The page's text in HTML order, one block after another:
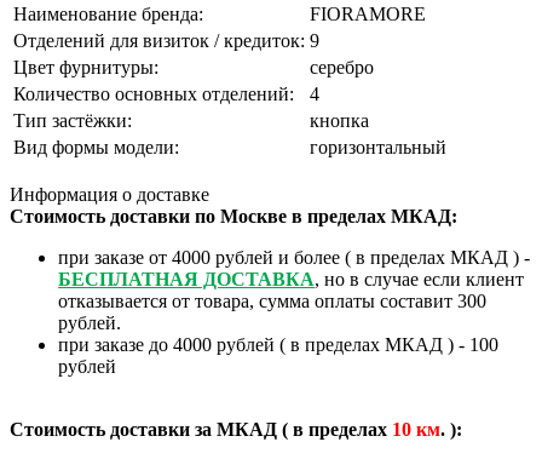
Наименование бренда:
FIORAMORE
Отделений для визиток / кредиток: 9
Цвет фурнитуры:
серебро
Количество основных отделений:
4
Тип застёжки:
кнопка
Вид формы модели:
горизонтальный
Информация о доставке
Стоимость доставки по Москве в пределах МКАД:
при заказе от 4000 рублей и более ( в пределах МКАД ) -
БЕСПЛАТНАЯ ДОСТАВКА, но в случае если клиент
отказывается от товара, сумма оплаты составит 300
рублей.
при заказе до 4000 рублей ( в пределах МКАД ) - 100
рублей
Стоимость доставки за МКАД ( в пределах 10 км. ):